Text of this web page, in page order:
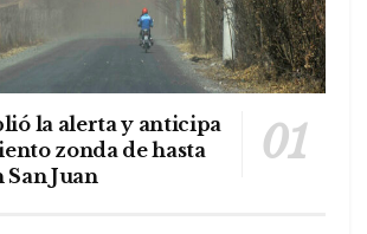
la alerta y anticipa
zonda de hasta
Juan